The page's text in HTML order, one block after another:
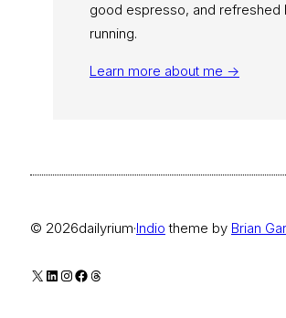
good espresso, and refreshed
running.
Learn more about me →
© 2026dailyrium·Indio theme by Brian
X LinkedIn
Instagram
Facebook
Threads